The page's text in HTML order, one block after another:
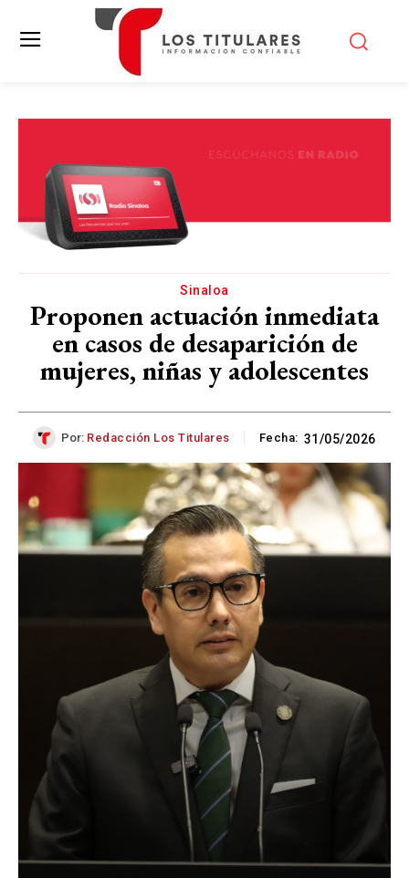
Sinaloa
Proponen actuación inmediata
en casos de desaparición de
mujeres, niñas y adolescentes
Por: Redacción Los Titulares Fecha: 31/05/2026